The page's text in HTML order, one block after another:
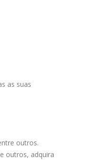
as suas
outros.
outros, adquira